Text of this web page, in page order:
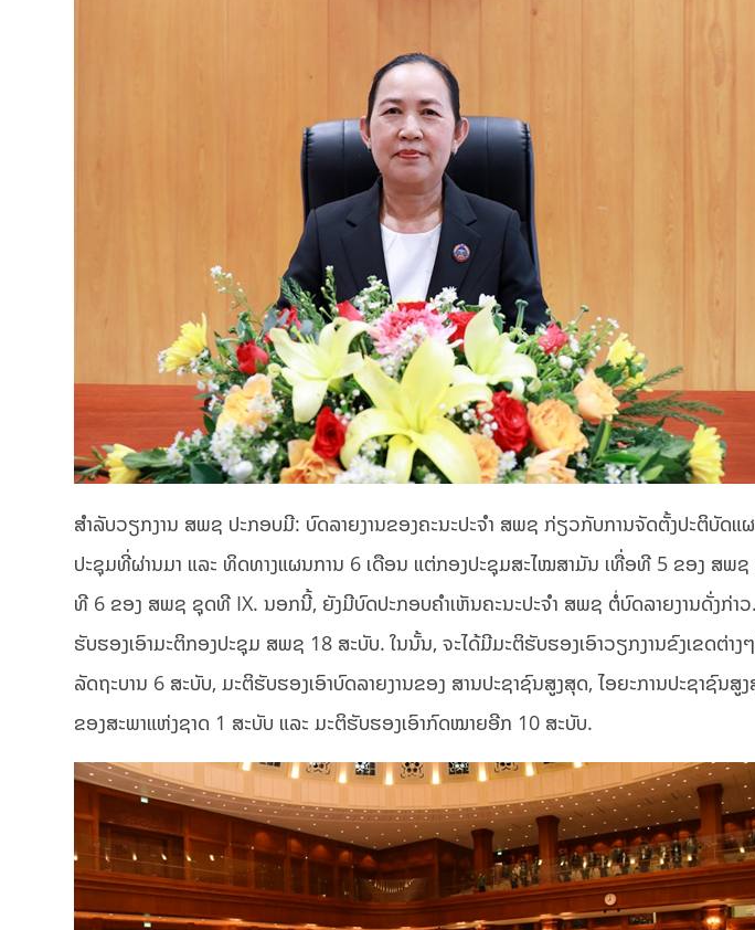
ສຳລັບວຽກງານ ສພຊ ປະກອບມີ: ບົດລາຍງານຂອງຄະນະປະຈໍາ ສພຊ ກ່ຽວກັບການຈັດຕັ້ງປະຕິບັດແ
ປະຊຸມທີ່ຜ່ານມາ ແລະ ທິດທາງແຜນການ 6 ເດືອນ ແຕ່ກອງປະຊຸມສະໄໝສາມັນ ເທື່ອທີ 5 ຂອງ ສພ
ທີ 6 ຂອງ ສພຊ ຊຸດທີ IX. ນອກນີ້, ຍັງມີບົດປະກອບຄໍາເຫັນຄະນະປະຈໍາ ສພຊ ຕໍ່ບົດລາຍງານດັ່ງກ່າ
ຮັບຮອງເອົາມະຕິກອງປະຊຸມ ສພຊ 18 ສະບັບ. ໃນນັ້ນ, ຈະໄດ້ມີມະຕິຮັບຮອງເອົາວຽກງານຂົງເຂດຕ່າງ
ລັດຖະບານ 6 ສະບັບ, ມະຕິຮັບຮອງເອົາບົດລາຍງານຂອງ ສານປະຊາຊົນສູງສຸດ, ໄອຍະການປະຊາຊົນສູ
ຂອງສະພາແຫ່ງຊາດ 1 ສະບັບ ແລະ ມະຕິຮັບຮອງເອົາກົດໝາຍອີກ 10 ສະບັບ.